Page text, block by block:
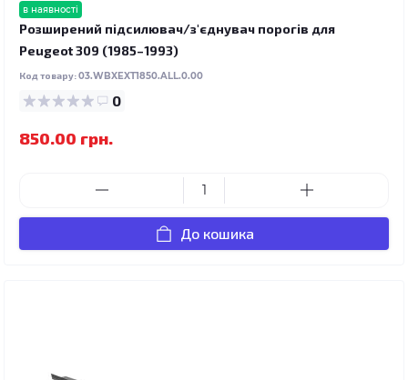
в наявності
Розширений підсилювач/з'єднувач порогів для
Peugeot 309 (1985–1993)
Код товару:03.WBXEXT1850.ALL.0.00
0
850.00 грн.
До кошика